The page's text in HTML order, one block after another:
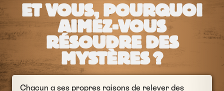
ET VOUS, POURQUOI
AIMEZ-VOUS
RÉSOUDRE DES
MYSTÈRES ?
Chacun a ses propres raisons de relever des